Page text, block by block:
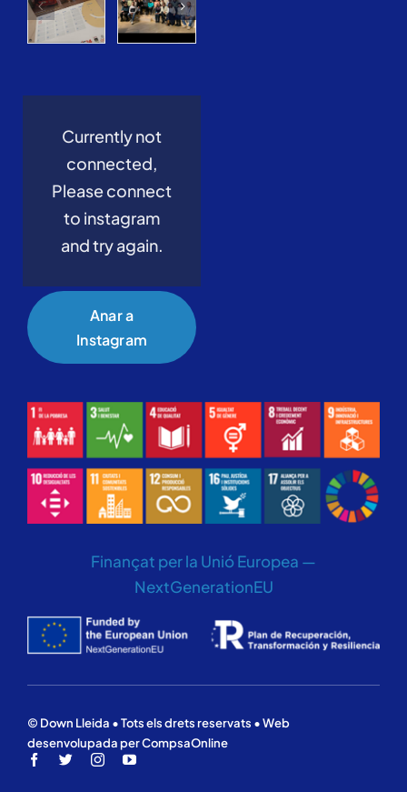
Currently not
connected,
Please connect
to instagram
and try again.
Anar a
Instagram
Finançat per la Unió Europea —
NextGenerationEU
© Down Lleida • Tots els drets reservats • Web
desenvolupada per CompsaOnline